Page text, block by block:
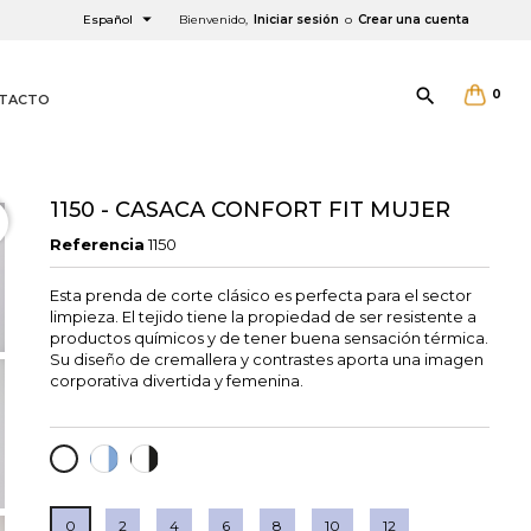
Bienvenido, Iniciar sesión o Crear una cuenta
Español 
0

1150 - CASACA CONFORT FIT MUJER
Referencia 1150
Esta prenda de corte clásico es perfecta para el sector
limpieza. El tejido tiene la propiedad de ser resistente a
productos químicos y de tener buena sensación térmica.
Su diseño de cremallera y contrastes aporta una imagen
corporativa divertida y femenina.
BLANCOBLAN/AZULBLAN/NEGRO
0 2 4 6 8 10 12
×
×
×